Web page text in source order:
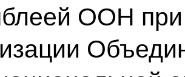
ООН при